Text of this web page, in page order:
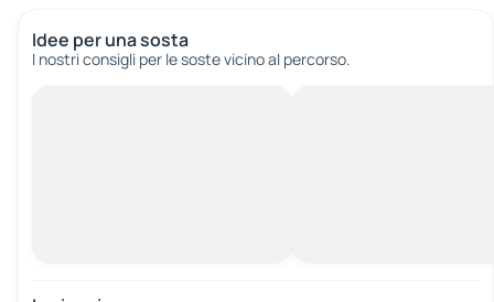
Idee per una sosta
I nostri consigli per le soste vicino al percorso.